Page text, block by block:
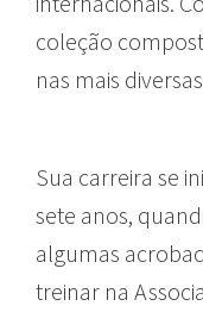
coleção
nas mais
Sua carreira se
sete anos,
algumas
treinar na